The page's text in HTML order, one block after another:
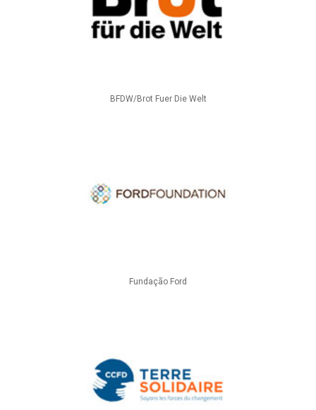
BFDW/Brot Fuer Die Welt
Fundação Ford